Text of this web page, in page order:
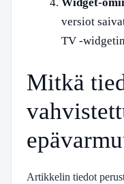
versiot
TV -
Mitkä
Artikkelin tiedot